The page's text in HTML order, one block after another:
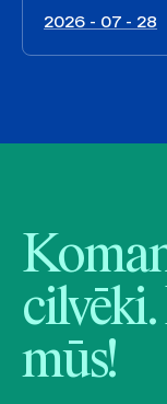
2026 - 07 - 28
mūs!